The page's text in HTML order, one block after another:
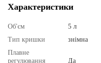
Характеристики
Об'єм
5 л
Тип кришки
знімна
Плавне
регулювання
Да